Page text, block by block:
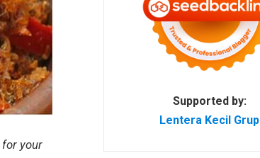
for your
Supported by:
Lentera Kecil Grup